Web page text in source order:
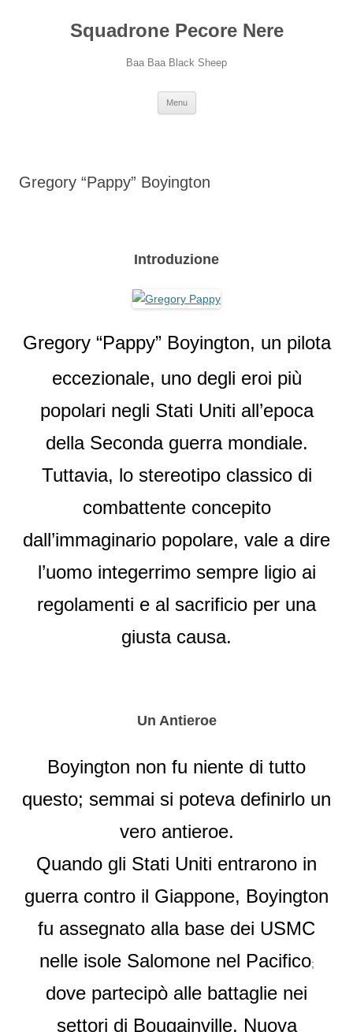
Squadrone Pecore Nere
Baa Baa Black Sheep
Menu
Gregory “Pappy” Boyington
Introduzione
Gregory “Pappy” Boyington, un pilota
eccezionale, uno degli eroi più
popolari negli Stati Uniti all’epoca
della Seconda guerra mondiale.
Tuttavia, lo stereotipo classico di
combattente concepito
dall’immaginario popolare, vale a dire
l’uomo integerrimo sempre ligio ai
regolamenti e al sacrificio per una
giusta causa.
Un Antieroe
Boyington non fu niente di tutto
questo; semmai si poteva definirlo un
vero antieroe.
Quando gli Stati Uniti entrarono in
guerra contro il Giappone, Boyington
fu assegnato alla base dei USMC
nelle isole Salomone nel Pacifico;
dove partecipò alle battaglie nei
settori di Bougainville, Nuova